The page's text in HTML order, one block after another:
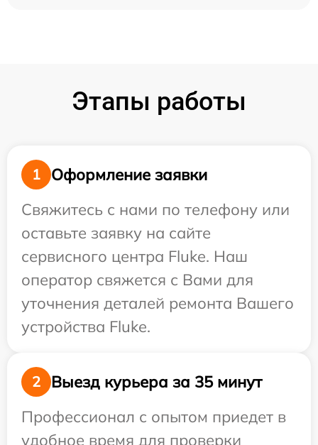
Этапы работы
1
Оформление заявки
Свяжитесь с нами по телефону или
оставьте заявку на сайте
сервисного центра Fluke. Наш
оператор свяжется с Вами для
уточнения деталей ремонта Вашего
устройства Fluke.
2
Выезд курьера за 35 минут
Профессионал с опытом приедет в
удобное время для проверки